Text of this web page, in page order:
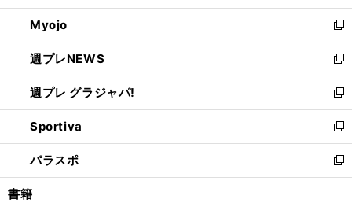
開
く
ウ
で
開
く
ン
ド
ウ
で
開
く
ウ
ィ
ン
ド
ウ
で
開
く
Myojo
新
し
い
ウ
ィ
ン
ド
ウ
で
開
週プレNEWS
新
し
い
ウ
ィ
ン
ド
ウ
週プレ グラジャパ!
新
し
い
ウ
ィ
ン
Sportiva
新
し
い
ウ
パラスポ
新
し
書籍